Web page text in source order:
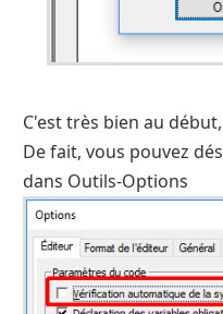
C'est très bien au
De fait, vous pouvez
dans Outils-Options